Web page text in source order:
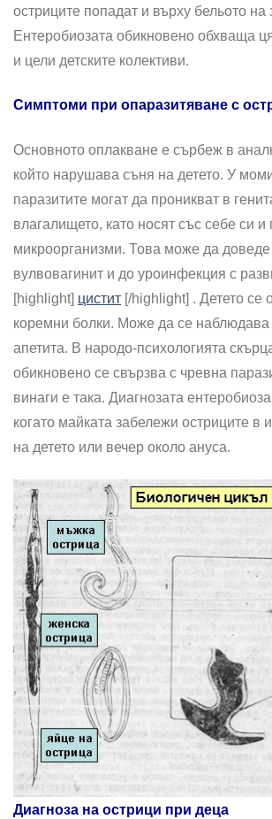
остриците попадат и върху бельото на
Ентеробиозата обикновено обхваща
и цели детските колективи.
Симптоми при опаразитяване с
Основното оплакване е сърбеж в
който нарушава съня на детето. У
паразитите могат да проникват в
влагалището, като носят със себе си и
микроорганизми. Това може да
вулвовагинит и до уроинфекция с
[highlight] цистит [/highlight] . Детето се
коремни болки. Може да се
апетита. В народо-психологията
обикновено се свързва с чревна
винаги е така. Диагнозата
когато майката забележи остриците в
на детето или вечер около ануса.
Диагноза на острици при деца